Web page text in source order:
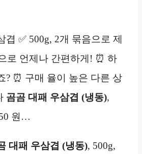
겹 ✅ 500g, 2개 묶음으로 제
로 언제나 간편하게! ⏰ 하
? ⏰ 구매 율이 높은 다른 상
곰곰 대패 우삼겹 (냉동),
원…
대패 우삼겹 (냉동), 500g,